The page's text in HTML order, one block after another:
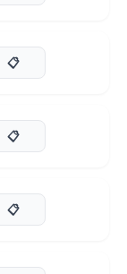
📋
📋
📋